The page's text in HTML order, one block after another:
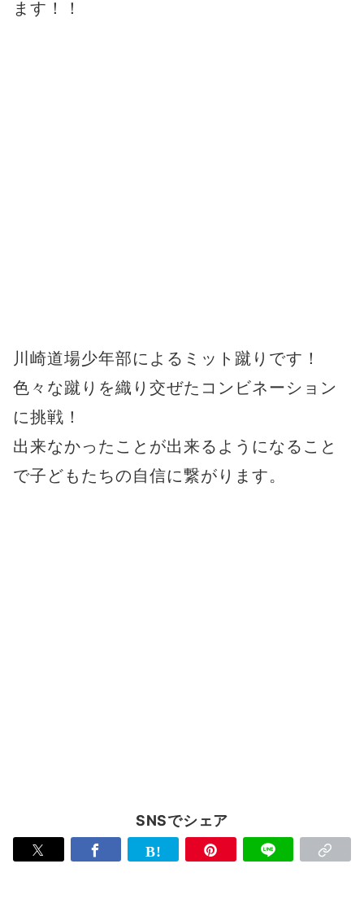
ます！！
川崎道場少年部によるミット蹴りです！
色々な蹴りを織り交ぜたコンビネーション
に挑戦！
出来なかったことが出来るようになること
で子どもたちの自信に繋がります。
SNSでシェア